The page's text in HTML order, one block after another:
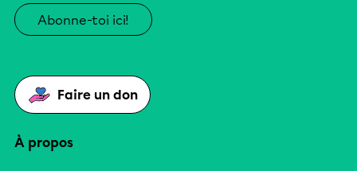
Abonne-toi ici!
Faire un don
À propos